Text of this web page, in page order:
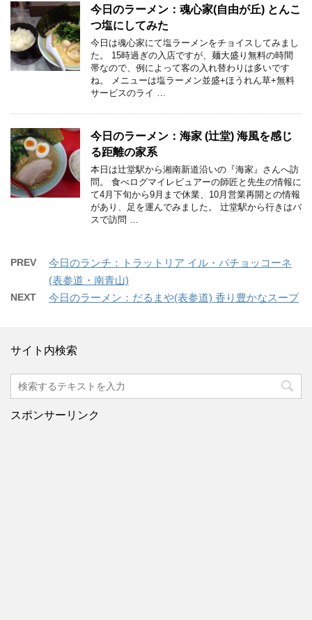
今日のラーメン：魂心家(自由が丘) とんこ
つ塩にしてみた
今日は魂心家にて塩ラーメンをチョイスしてみまし
た。 15時過ぎの入店ですが、麺大盛り無料の時間
帯なので、例によって客の入れ替わりは多いです
ね。 メニューは塩ラーメン並盛+ほうれん草+無料
サービスのライ …
今日のラーメン：海家 (辻堂) 海風を感じ
る距離の家系
本日は辻堂駅から湘南新道沿いの『海家』さんへ訪
問。 食べログマイレビュアーの師匠と先生の情報に
て4月下旬から9月まで休業、10月営業再開との情報
があり、足を運んでみました。 辻堂駅から行きはバ
スで訪問 …
PREV
今日のランチ：トラットリア イル・パチョッコーネ
(表参道・南青山)
NEXT 今日のラーメン：だるまや(表参道) 香り豊かなスープ
サイト内検索
スポンサーリンク